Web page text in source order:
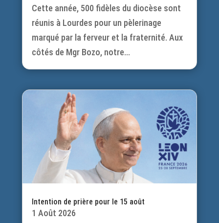
Cette année, 500 fidèles du diocèse sont
réunis à Lourdes pour un pèlerinage
marqué par la ferveur et la fraternité. Aux
côtés de Mgr Bozo, notre...
Intention de prière pour le 15 août
1 Août 2026